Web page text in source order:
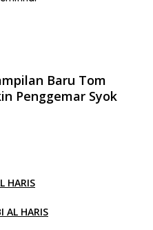
Baru Tom
Penggemar Syok
HARIS
AL HARIS